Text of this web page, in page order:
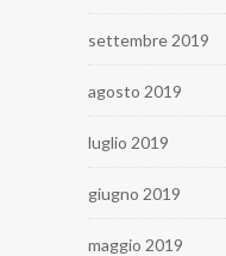
settembre 2019
agosto 2019
luglio 2019
giugno 2019
maggio 2019